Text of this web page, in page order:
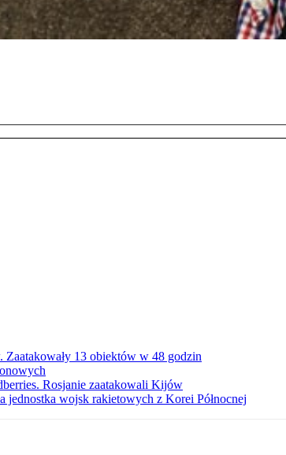
Zaatakowały 13 obiektów w 48 godzin
Rosjanie zaatakowali Kijów
wojsk rakietowych z Korei Północnej